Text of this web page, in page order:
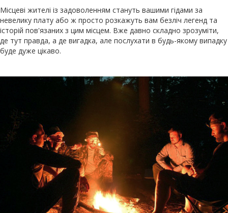
Місцеві жителі із задоволенням стануть вашими гідами за
невелику плату або ж просто розкажуть вам безліч легенд та
історій пов'язаних з цим місцем. Вже давно складно зрозуміти,
де тут правда, а де вигадка, але послухати в будь-якому випадку
буде дуже цікаво.